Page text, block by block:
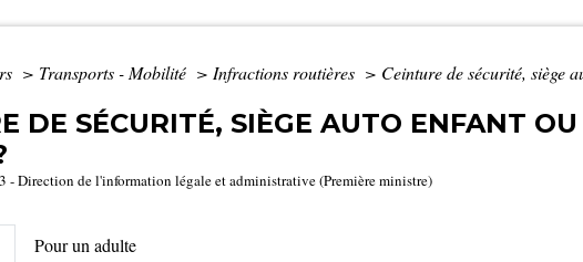
> Transports - Mobilité > Infractions routières > Ceinture de sécurité, siège
DE SÉCURITÉ, SIÈGE AUTO ENFANT
- Direction de l'information légale et administrative (Première ministre)
Pour un adulte